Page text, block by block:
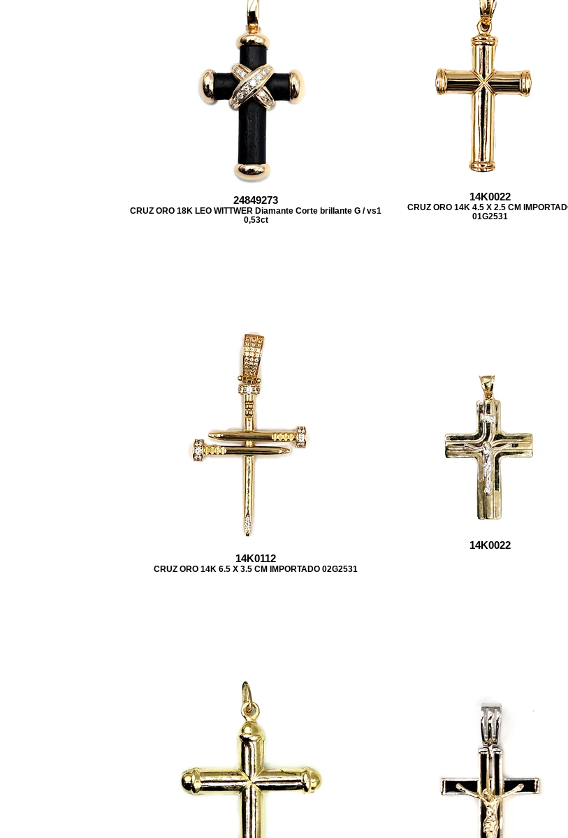
24849273
CRUZ ORO 18K LEO WITTWER Diamante Corte brillante G / vs1
0,53ct
14K0022
CRUZ ORO 14K 4.5 X 2.5 CM
01G2531
14K0112
CRUZ ORO 14K 6.5 X 3.5 CM IMPORTADO 02G2531
14K0022